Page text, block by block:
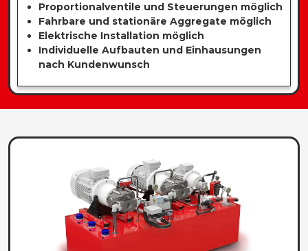
Proportionalventile und Steuerungen möglich
Fahrbare und stationäre Aggregate möglich
Elektrische Installation möglich
Individuelle Aufbauten und Einhausungen
nach Kundenwunsch